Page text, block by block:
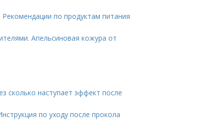
по продуктам питания
Апельсиновая кожура от
сколько наступает эффект после
по уходу после прокола